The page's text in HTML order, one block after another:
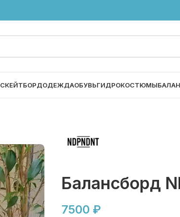
СКЕЙТБОРДОДЕЖДАОБУВЬГИДРОКОСТЮМЫ
Балансборд
7500 ₽